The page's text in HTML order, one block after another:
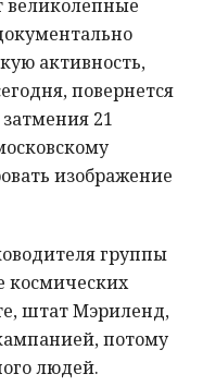
великолепные
активность,
повернется
21
изображение
группы
космических
штат Мэриленд,
потому
людей.